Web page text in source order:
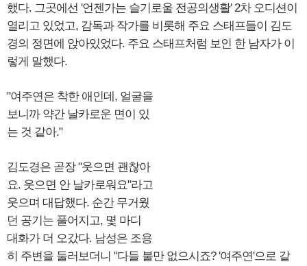
했다. 그곳에선 '언젠가는 슬기로울 전공의생활' 2차 오디션이
열리고 있었고, 감독과 작가를 비롯해 주요 스태프들이 김도
경의 정면에 앉아있었다. 주요 스태프처럼 보인 한 남자가 이
렇게 말했다.
"여주연은 착한 애인데, 얼굴을
보니까 약간 날카로운 면이 있
는 것 같아."
김도경은 곧장 "웃으면 괜찮아
요. 웃으면 안 날카로워요"라고
웃으며 대답했다. 순간 무거웠
던 공기는 풀어지고, 몇 마디
대화가 더 오갔다. 남성은 조용
히 주변을 둘러보더니 "다들 불만 없으시죠? '여주연'으로 같